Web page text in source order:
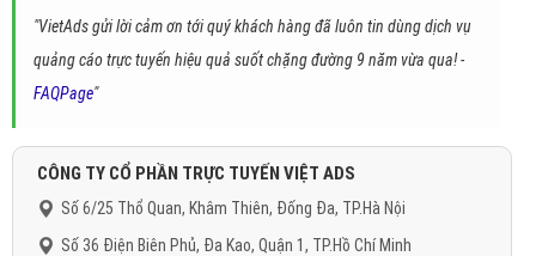
"VietAds gửi lời cảm ơn tới quý khách hàng đã luôn tin dùng dịch vụ
quảng cáo trực tuyến hiệu quả suốt chặng đường 9 năm vừa qua! -
FAQPage"
CÔNG TY CỔ PHẦN TRỰC TUYẾN VIỆT ADS
Số 6/25 Thổ Quan, Khâm Thiên, Đống Đa, TP.Hà Nội
Số 36 Điện Biên Phủ, Đa Kao, Quận 1, TP.Hồ Chí Minh